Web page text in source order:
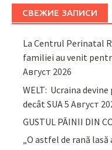
СВЕЖИЕ ЗАПИСИ
La Centrul Perinatal
familiei au venit
Август 2026
WELT: Ucraina
decât SUA5 Август
GUSTUL PÂINII DIN
„O astfel de rană lasă